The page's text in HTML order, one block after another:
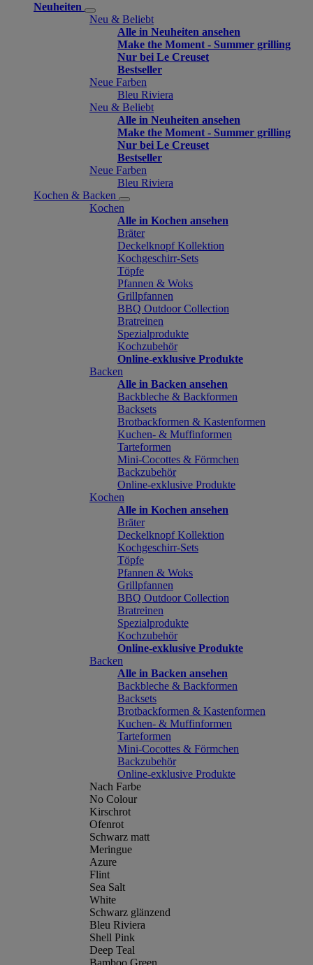
Neuheiten
Neu & Beliebt
Alle in Neuheiten ansehen
Make the Moment - Summer grilling
Nur bei Le Creuset
Bestseller
Neue Farben
Bleu Riviera
Neu & Beliebt
Alle in Neuheiten ansehen
Make the Moment - Summer grilling
Nur bei Le Creuset
Bestseller
Neue Farben
Bleu Riviera
Kochen & Backen
Kochen
Alle in Kochen ansehen
Bräter
Deckelknopf Kollektion
Kochgeschirr-Sets
Töpfe
Pfannen & Woks
Grillpfannen
BBQ Outdoor Collection
Bratreinen
Spezialprodukte
Kochzubehör
Online-exklusive Produkte
Backen
Alle in Backen ansehen
Backbleche & Backformen
Backsets
Brotbackformen & Kastenformen
Kuchen- & Muffinformen
Tarteformen
Mini-Cocottes & Förmchen
Backzubehör
Online-exklusive Produkte
Kochen
Alle in Kochen ansehen
Bräter
Deckelknopf Kollektion
Kochgeschirr-Sets
Töpfe
Pfannen & Woks
Grillpfannen
BBQ Outdoor Collection
Bratreinen
Spezialprodukte
Kochzubehör
Online-exklusive Produkte
Backen
Alle in Backen ansehen
Backbleche & Backformen
Backsets
Brotbackformen & Kastenformen
Kuchen- & Muffinformen
Tarteformen
Mini-Cocottes & Förmchen
Backzubehör
Online-exklusive Produkte
Nach Farbe
No Colour
Kirschrot
Ofenrot
Schwarz matt
Meringue
Azure
Flint
Sea Salt
White
Schwarz glänzend
Bleu Riviera
Shell Pink
Deep Teal
Bamboo Green